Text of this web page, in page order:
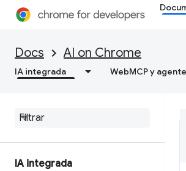
Docs AI on Chrome
IA integrada WebMCP y
IA integrada